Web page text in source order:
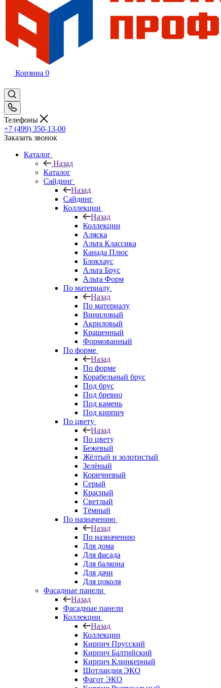
Корзина 0
Телефоны
+7 (499) 350-13-00
Заказать звонок
Каталог
Назад
Каталог
Сайдинг
Назад
Сайдинг
Коллекции
Назад
Коллекции
Аляска
Альта Классика
Канада Плюс
Блокхаус
Альта Брус
Альта Форм
По материалу
Назад
По материалу
Виниловый
Акриловый
Крашенный
Формованный
По форме
Назад
По форме
Корабельный брус
Под брус
Под бревно
Под камень
Под кирпич
По цвету
Назад
По цвету
Бежевый
Жёлтый и золотистый
Зелёный
Коричневый
Серый
Красный
Светлый
Тёмный
По назначению
Назад
По назначению
Для дома
Для фасада
Для балкона
Для дачи
Для цоколя
Фасадные панели
Назад
Фасадные панели
Коллекции
Назад
Коллекции
Кирпич Прусский
Кирпич Балтийский
Кирпич Клинкерный
Шотландия ЭКО
Фагот ЭКО